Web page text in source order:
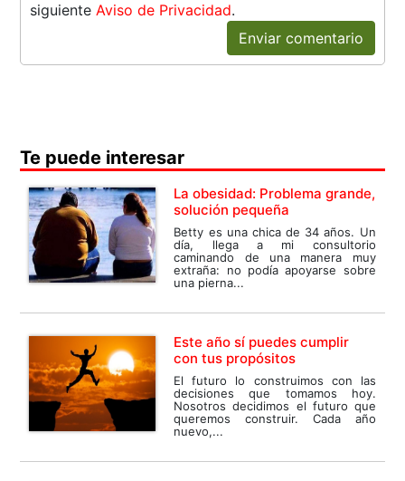
siguienteAviso de Privacidad.
Enviar comentario
Te puede interesar
La obesidad: Problema grande,
solución pequeña
Betty es una chica de 34 años. Un
día, llega a mi consultorio
caminando de una manera muy
extraña: no podía apoyarse sobre
una pierna...
Este año sí puedes cumplir
con tus propósitos
El futuro lo construimos con las
decisiones que tomamos hoy.
Nosotros decidimos el futuro que
queremos construir. Cada año
nuevo,...